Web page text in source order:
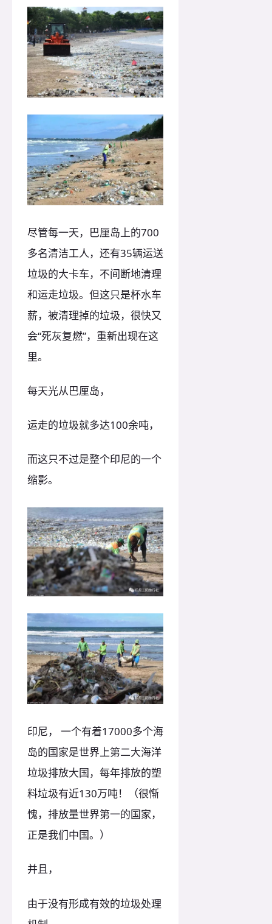
尽管每一天，巴厘岛上的700
多名清洁工人，还有35辆运送
垃圾的大卡车，不间断地清理
和运走垃圾。但这只是杯水车
薪，被清理掉的垃圾，很快又
会“死灰复燃”，重新出现在这
里。
每天光从巴厘岛，
运走的垃圾就多达100余吨，
而这只不过是整个印尼的一个
缩影。
印尼， 一个有着17000多个海
岛的国家是世界上第二大海洋
垃圾排放大国，每年排放的塑
料垃圾有近130万吨！（很惭
愧，排放量世界第一的国家，
正是我们中国。）
并且，
由于没有形成有效的垃圾处理